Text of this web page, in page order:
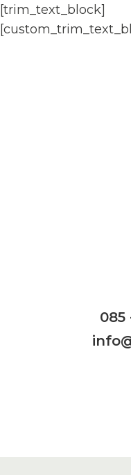
[trim_text_block]
085